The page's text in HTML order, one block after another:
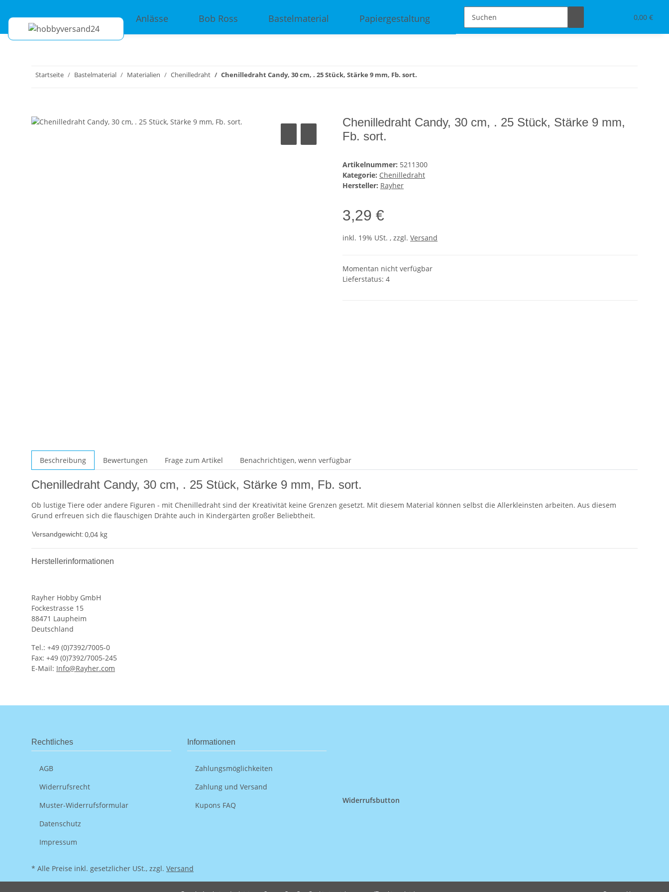
0,00 €
Anlässe Bob Ross Bastelmaterial Papiergestaltung Schmuckdesign Tischdeko & Accessoires
Startseite Bastelmaterial Materialien Chenilledraht Chenilledraht Candy, 30 cm, . 25 Stück, Stärke 9 mm, Fb. sort.
Chenilledraht Candy, 30 cm, . 25 Stück, Stärke 9 mm,
Fb. sort.
Artikelnummer: 5211300
Kategorie: Chenilledraht
Hersteller: Rayher
3,29 €
inkl. 19% USt. , zzgl. Versand
Momentan nicht verfügbar
Lieferstatus: 4
Beschreibung Bewertungen Frage zum Artikel Benachrichtigen, wenn verfügbar
Chenilledraht Candy, 30 cm, . 25 Stück, Stärke 9 mm, Fb. sort.
Ob lustige Tiere oder andere Figuren - mit Chenilledraht sind der Kreativität keine Grenzen gesetzt. Mit diesem Material können selbst die Allerkleinsten arbeiten. Aus diesem
Grund erfreuen sich die flauschigen Drähte auch in Kindergärten großer Beliebtheit.
Versandgewicht:0,04 kg
Herstellerinformationen
Rayher Hobby GmbH
Fockestrasse 15
88471 Laupheim
Deutschland
Tel.: +49 (0)7392/7005-0
Fax: +49 (0)7392/7005-245
E-Mail: Info@Rayher.com
Rechtliches
AGB
Widerrufsrecht
Muster-Widerrufsformular
Datenschutz
Impressum
Informationen
Zahlungsmöglichkeiten
Zahlung und Versand
Kupons FAQ
Widerrufsbutton
* Alle Preise inkl. gesetzlicher USt., zzgl. Versand